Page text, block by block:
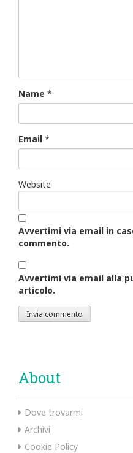
Name *
Email *
Website
Avvertimi via email in
commento.
Avvertimi via email alla
articolo.
About
Dove trovarmi
Archivi
Cookie Policy